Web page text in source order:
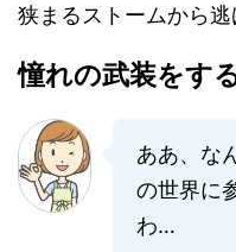
狭まるストームから逃
憧れの武装をす
ああ、な
の世界に
わ…